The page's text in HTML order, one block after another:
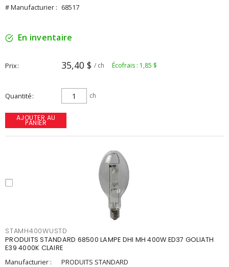
# Manufacturier : 68517
En inventaire
Prix 35,40 $ / ch Écofrais : 1,85 $
Quantité ch
AJOUTER AU
PANIER
STAMH400WUSTD
PRODUITS STANDARD 68500 LAMPE DHI MH 400W ED37 GOLIATH
E39 4000K CLAIRE
Manufacturier :
PRODUITS STANDARD